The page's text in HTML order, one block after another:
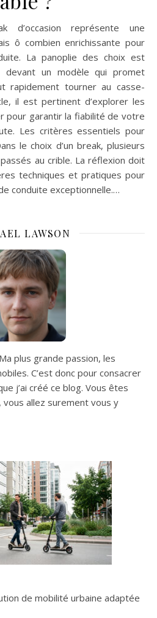
ô combien enrichissante pour
La panoplie des choix est
un modèle qui promet
rapidement tourner au casse-
il est pertinent d’explorer les
pour garantir la fiabilité de votre
Les critères essentiels pour
le choix d’un break, plusieurs
au crible. La réflexion doit
techniques et pratiques pour
conduite exceptionnelle.…
LAWSON
plus grande passion, les
C’est donc pour consacrer
j’ai créé ce blog. Vous êtes
vous allez surement vous y
de mobilité urbaine adaptée